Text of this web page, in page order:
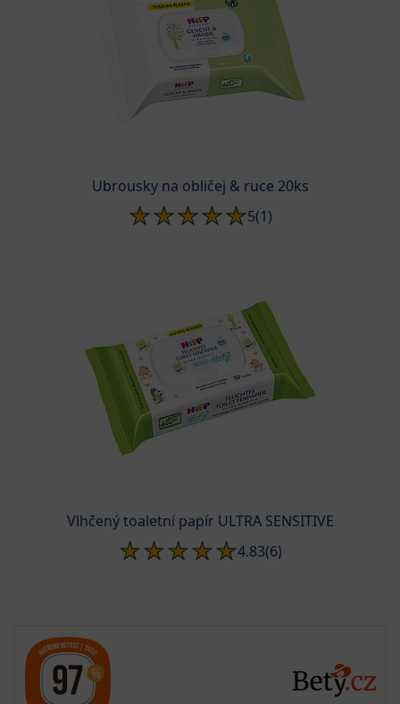
Ubrousky na obličej & ruce 20ks
5(1)
Vlhčený toaletní papír ULTRA SENSITIVE
4.83(6)